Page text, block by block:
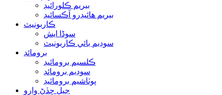
بيريم ڪلورائيڊ
بيريم هائيڊرو آڪسائيڊ
ڪاربونيٽ
سوڈا ايش
سوڊيم بائي ڪاربونيٽ
برومائڊ
ڪلسيم برومائيڊ
سوڊيم برومائڊ
پوٽاشيم برومائيڊ
جيل ڇڏڻ وارو